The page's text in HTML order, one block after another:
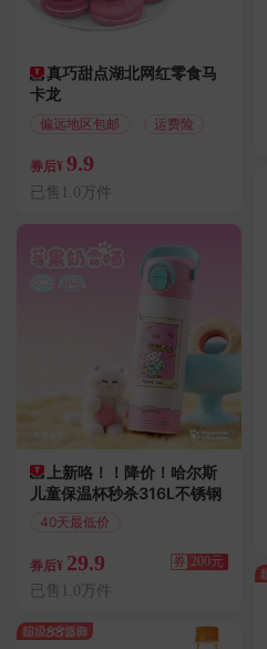
真巧甜点湖北网红零食马
卡龙
偏远地区包邮 运费险
券后¥ 9.9
已售1.0万件
上新咯！！降价！哈尔斯
儿童保温杯秒杀316L不锈钢
40天最低价
券后¥ 29.9 券 200元
已售1.0万件